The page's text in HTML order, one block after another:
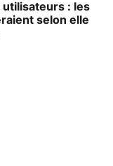
: les
selon elle